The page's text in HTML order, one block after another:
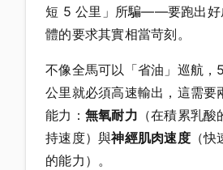
短 5 公里」所騙——要跑出好
體的要求其實相當苛刻。
不像全馬可以「省油」巡航，
公里就必須高速輸出，這需要
能力： 無氧耐力 （在積累乳
持速度）與神經肌肉速度（快
的能力）。